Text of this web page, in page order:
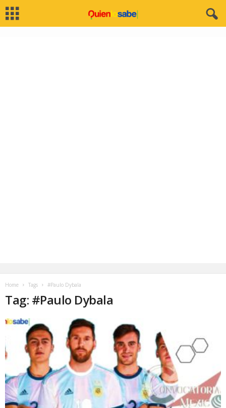
Home Tags #Paulo Dybala
Tag: #Paulo Dybala